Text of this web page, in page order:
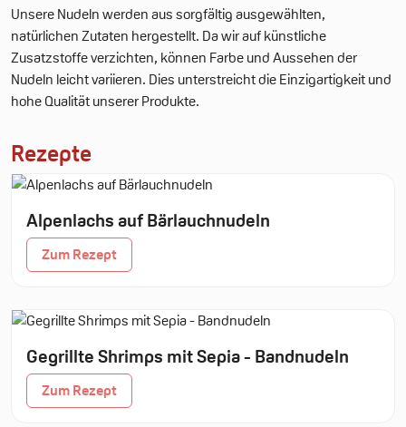
Unsere Nudeln werden aus sorgfältig ausgewählten,
natürlichen Zutaten hergestellt. Da wir auf künstliche
Zusatzstoffe verzichten, können Farbe und Aussehen der
Nudeln leicht variieren. Dies unterstreicht die Einzigartigkeit und
hohe Qualität unserer Produkte.
Rezepte
Alpenlachs auf Bärlauchnudeln
Zum Rezept
Gegrillte Shrimps mit Sepia - Bandnudeln
Zum Rezept